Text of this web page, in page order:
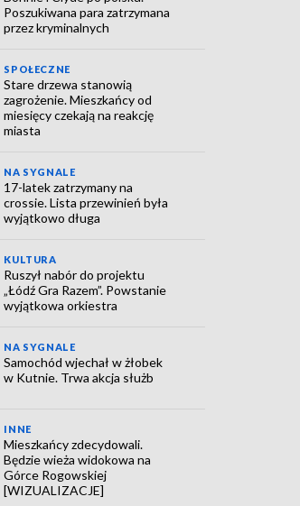
Poszukiwana para zatrzymana
przez kryminalnych
SPOŁECZNE
Stare drzewa stanowią
zagrożenie. Mieszkańcy od
miesięcy czekają na reakcję
miasta
NA SYGNALE
17-latek zatrzymany na
crossie. Lista przewinień była
wyjątkowo długa
KULTURA
Ruszył nabór do projektu
„Łódź Gra Razem”. Powstanie
wyjątkowa orkiestra
NA SYGNALE
Samochód wjechał w żłobek
w Kutnie. Trwa akcja służb
INNE
Mieszkańcy zdecydowali.
Będzie wieża widokowa na
Górce Rogowskiej
[WIZUALIZACJE]